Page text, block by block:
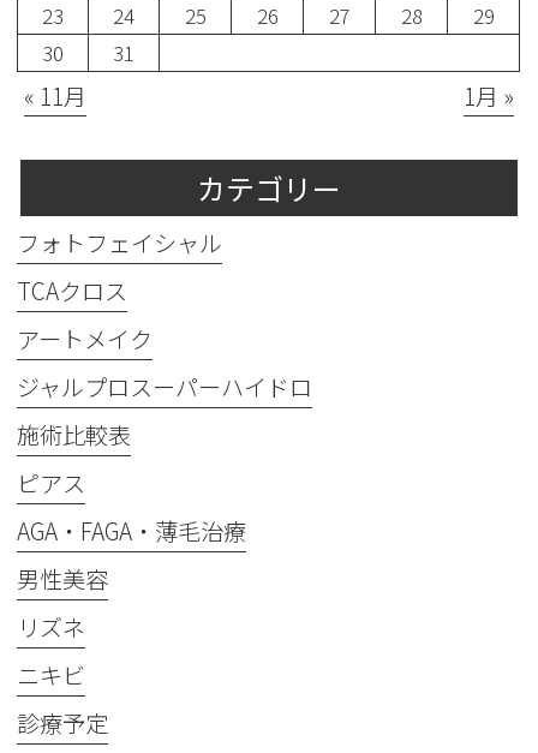
23
24 25 26 27 28
29
30
31
« 11月 1月 »
カテゴリー
フォトフェイシャル
TCAクロス
アートメイク
ジャルプロスーパーハイドロ
施術比較表
ピアス
AGA・FAGA・薄毛治療
男性美容
リズネ
ニキビ
診療予定